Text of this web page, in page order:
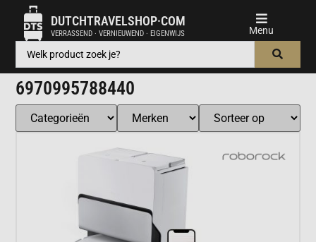
DUTCHTRAVELSHOP·COM
VERRASSEND · VERNIEUWEND · EIGENWIJS
6970995788440